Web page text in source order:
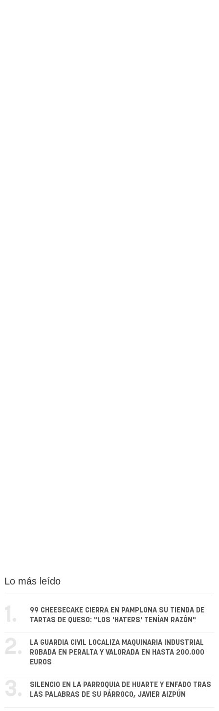
Lo más leído
1.
99 CHEESECAKE CIERRA EN PAMPLONA SU TIENDA DE
TARTAS DE QUESO: "LOS 'HATERS' TENÍAN RAZÓN"
2.
LA GUARDIA CIVIL LOCALIZA MAQUINARIA INDUSTRIAL
ROBADA EN PERALTA Y VALORADA EN HASTA 200.000
EUROS
3.
SILENCIO EN LA PARROQUIA DE HUARTE Y ENFADO TRAS
LAS PALABRAS DE SU PÁRROCO, JAVIER AIZPÚN